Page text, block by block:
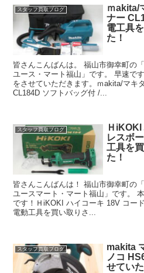
スタッフ買取ブログ
ｍakita/
ナー
電工具
た！
皆さんこんばんは。 福山市御幸町の
ユース・マート福山」です。 早速で
をさせていただきます。ｍakita/マキ
CL184D ソフトバッグ付 /...
スタッフ買取ブログ
Ｈ
レスボ
工具を
た！
皆さんこんばんは！ 福山市御幸町の
ユースマート・マート福山」です。
です！ＨiKOKI ハイコーキ 18V コー
電動工具を買い取りさ...
スタッフ買取ブログ
makita
ノコ
せてい